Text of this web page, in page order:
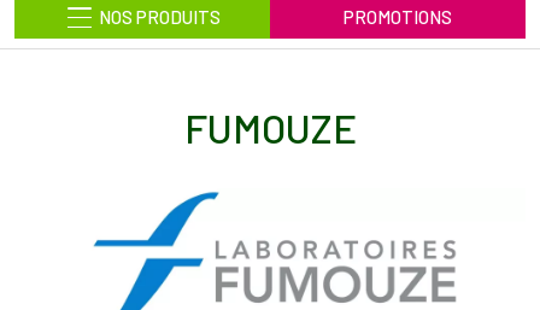
NOS PRODUITS PROMOTIONS
FUMOUZE